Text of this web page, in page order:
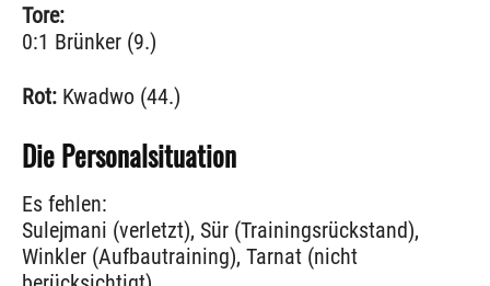
Tore:
0:1 Brünker (9.)
Rot: Kwadwo (44.)
Die Personalsituation
Es fehlen:
Sulejmani (verletzt), Sür (Trainingsrückstand),
Winkler (Aufbautraining), Tarnat (nicht